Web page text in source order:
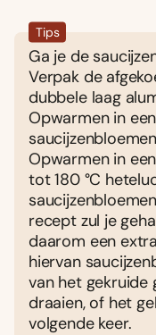
Tips
Ga je de
Verpak de
dubbele laag
Opwarmen in
Opwarmen in
tot 180 °C
recept zul je
daarom een
hiervan
van het gekruide
draaien, of het
volgende keer.